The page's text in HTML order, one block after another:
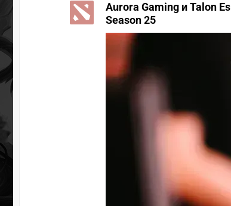
Aurora Gaming и Talon
Season 25